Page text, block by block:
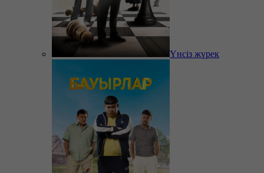
Үнсіз жүрек